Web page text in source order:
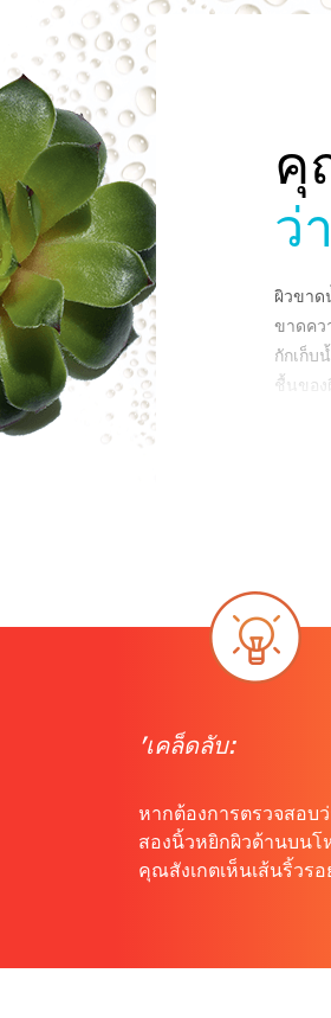
คุ
ว่
ผิวขาด
ขาดคว
กักเก็บ
ชื้นของ
ธรรม
'เคล็ดลับ:
หากต้องการตรวจสอ
สองนิ้วหยิกผิวด้านบนโ
คุณสังเกตเห็นเส้นริ้วร